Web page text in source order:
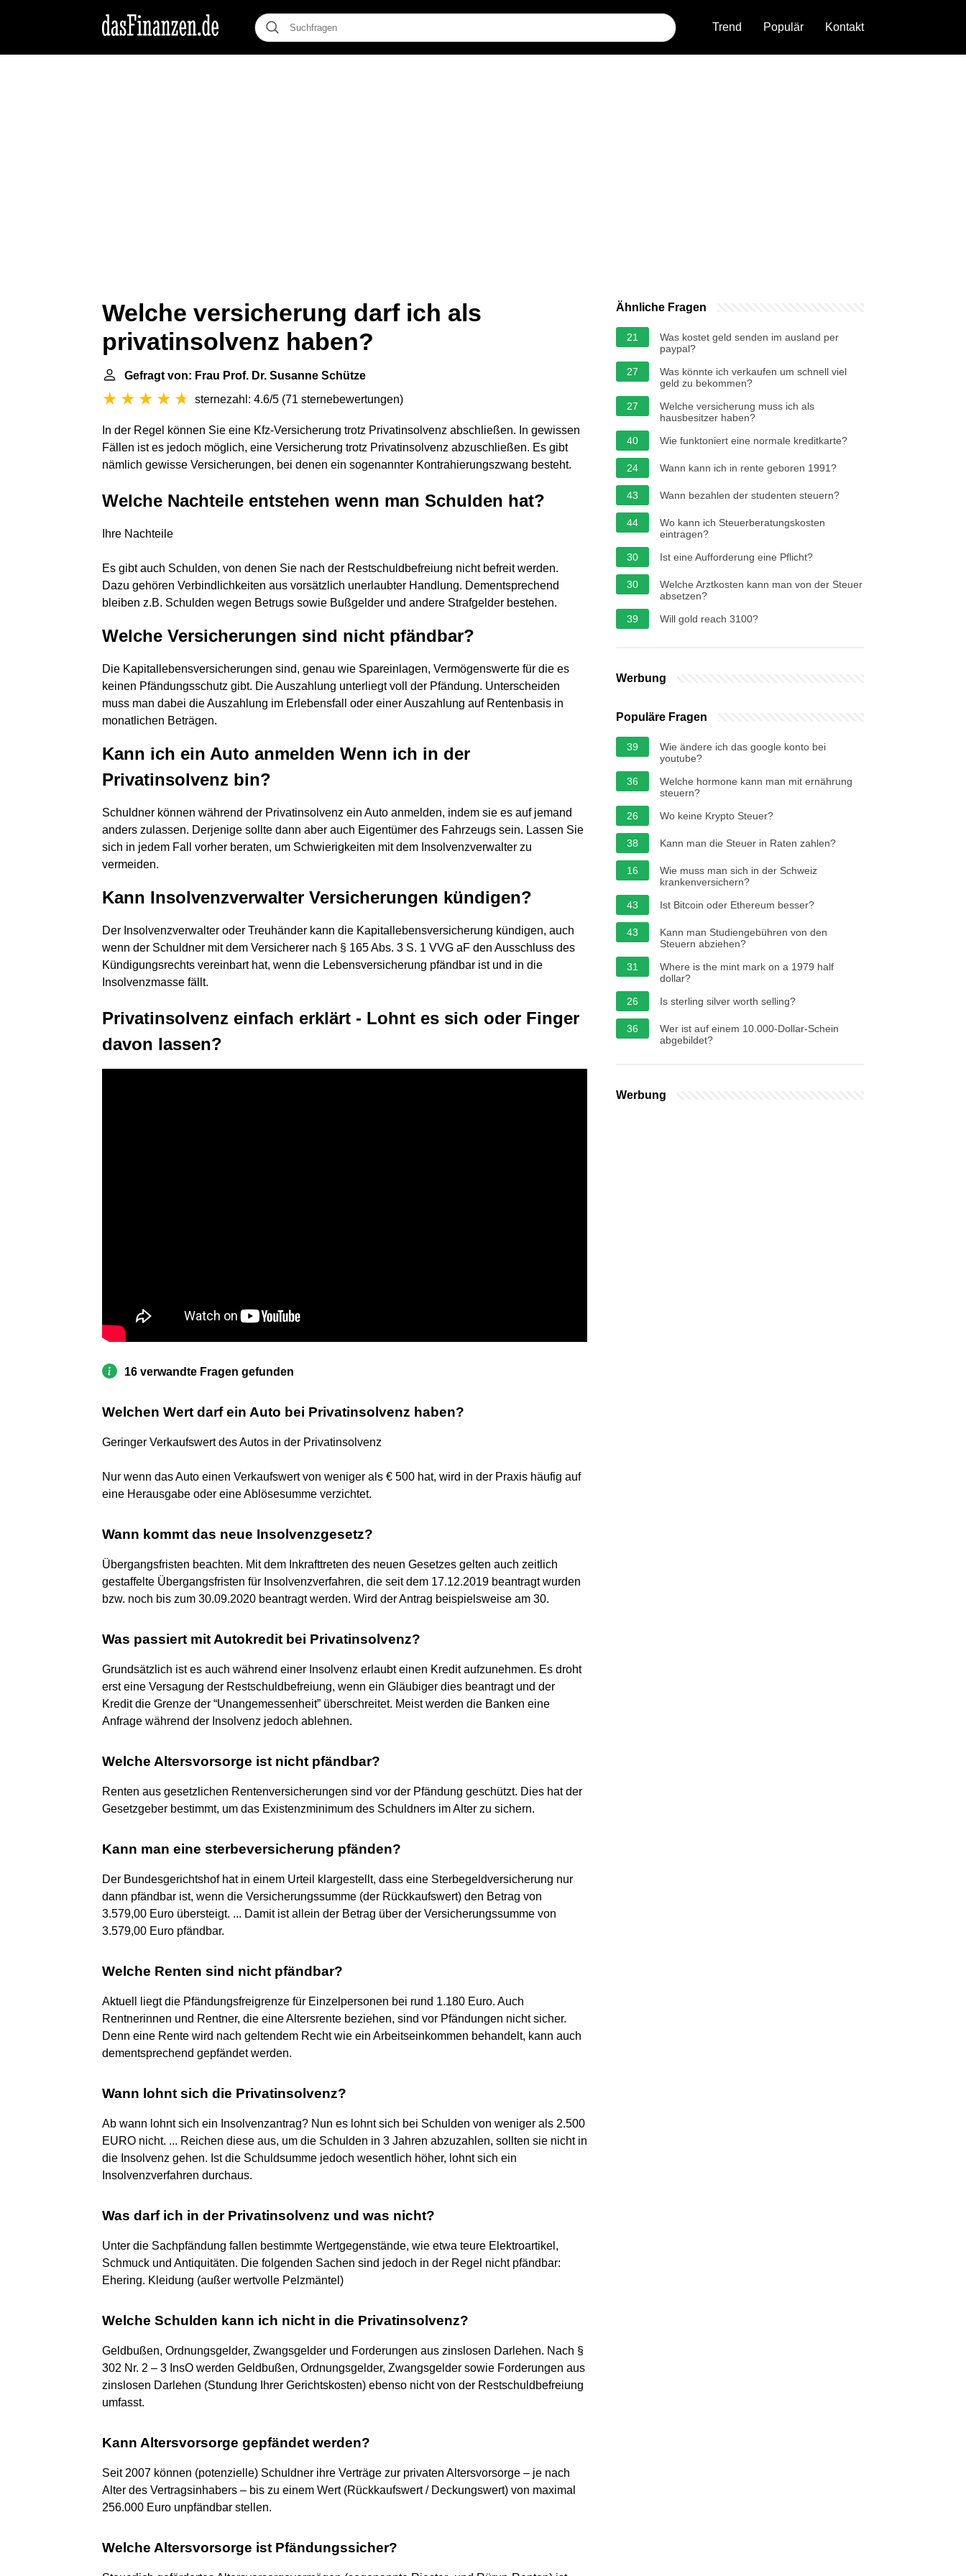
Trend Populär Kontakt
Welche versicherung darf ich als
privatinsolvenz haben?
Gefragt von: Frau Prof. Dr. Susanne Schütze
sternezahl: 4.6/5 (71 sternebewertungen)
In der Regel können Sie eine Kfz-Versicherung trotz Privatinsolvenz abschließen. In gewissen
Fällen ist es jedoch möglich, eine Versicherung trotz Privatinsolvenz abzuschließen. Es gibt
nämlich gewisse Versicherungen, bei denen ein sogenannter Kontrahierungszwang besteht.
Welche Nachteile entstehen wenn man Schulden hat?
Ihre Nachteile
Es gibt auch Schulden, von denen Sie nach der Restschuldbefreiung nicht befreit werden.
Dazu gehören Verbindlichkeiten aus vorsätzlich unerlaubter Handlung. Dementsprechend
bleiben z.B. Schulden wegen Betrugs sowie Bußgelder und andere Strafgelder bestehen.
Welche Versicherungen sind nicht pfändbar?
Die Kapitallebensversicherungen sind, genau wie Spareinlagen, Vermögenswerte für die es
keinen Pfändungsschutz gibt. Die Auszahlung unterliegt voll der Pfändung. Unterscheiden
muss man dabei die Auszahlung im Erlebensfall oder einer Auszahlung auf Rentenbasis in
monatlichen Beträgen.
Kann ich ein Auto anmelden Wenn ich in der
Privatinsolvenz bin?
Schuldner können während der Privatinsolvenz ein Auto anmelden, indem sie es auf jemand
anders zulassen. Derjenige sollte dann aber auch Eigentümer des Fahrzeugs sein. Lassen Sie
sich in jedem Fall vorher beraten, um Schwierigkeiten mit dem Insolvenzverwalter zu
vermeiden.
Kann Insolvenzverwalter Versicherungen kündigen?
Der Insolvenzverwalter oder Treuhänder kann die Kapitallebensversicherung kündigen, auch
wenn der Schuldner mit dem Versicherer nach § 165 Abs. 3 S. 1 VVG aF den Ausschluss des
Kündigungsrechts vereinbart hat, wenn die Lebensversicherung pfändbar ist und in die
Insolvenzmasse fällt.
Privatinsolvenz einfach erklärt - Lohnt es sich oder Finger
davon lassen?
16 verwandte Fragen gefunden
Welchen Wert darf ein Auto bei Privatinsolvenz haben?
Geringer Verkaufswert des Autos in der Privatinsolvenz
Nur wenn das Auto einen Verkaufswert von weniger als € 500 hat, wird in der Praxis häufig auf
eine Herausgabe oder eine Ablösesumme verzichtet.
Wann kommt das neue Insolvenzgesetz?
Übergangsfristen beachten. Mit dem Inkrafttreten des neuen Gesetzes gelten auch zeitlich
gestaffelte Übergangsfristen für Insolvenzverfahren, die seit dem 17.12.2019 beantragt wurden
bzw. noch bis zum 30.09.2020 beantragt werden. Wird der Antrag beispielsweise am 30.
Was passiert mit Autokredit bei Privatinsolvenz?
Grundsätzlich ist es auch während einer Insolvenz erlaubt einen Kredit aufzunehmen. Es droht
erst eine Versagung der Restschuldbefreiung, wenn ein Gläubiger dies beantragt und der
Kredit die Grenze der “Unangemessenheit” überschreitet. Meist werden die Banken eine
Anfrage während der Insolvenz jedoch ablehnen.
Welche Altersvorsorge ist nicht pfändbar?
Renten aus gesetzlichen Rentenversicherungen sind vor der Pfändung geschützt. Dies hat der
Gesetzgeber bestimmt, um das Existenzminimum des Schuldners im Alter zu sichern.
Kann man eine sterbeversicherung pfänden?
Der Bundesgerichtshof hat in einem Urteil klargestellt, dass eine Sterbegeldversicherung nur
dann pfändbar ist, wenn die Versicherungssumme (der Rückkaufswert) den Betrag von
3.579,00 Euro übersteigt. ... Damit ist allein der Betrag über der Versicherungssumme von
3.579,00 Euro pfändbar.
Welche Renten sind nicht pfändbar?
Aktuell liegt die Pfändungsfreigrenze für Einzelpersonen bei rund 1.180 Euro. Auch
Rentnerinnen und Rentner, die eine Altersrente beziehen, sind vor Pfändungen nicht sicher.
Denn eine Rente wird nach geltendem Recht wie ein Arbeitseinkommen behandelt, kann auch
dementsprechend gepfändet werden.
Wann lohnt sich die Privatinsolvenz?
Ab wann lohnt sich ein Insolvenzantrag? Nun es lohnt sich bei Schulden von weniger als 2.500
EURO nicht. ... Reichen diese aus, um die Schulden in 3 Jahren abzuzahlen, sollten sie nicht in
die Insolvenz gehen. Ist die Schuldsumme jedoch wesentlich höher, lohnt sich ein
Insolvenzverfahren durchaus.
Was darf ich in der Privatinsolvenz und was nicht?
Unter die Sachpfändung fallen bestimmte Wertgegenstände, wie etwa teure Elektroartikel,
Schmuck und Antiquitäten. Die folgenden Sachen sind jedoch in der Regel nicht pfändbar:
Ehering. Kleidung (außer wertvolle Pelzmäntel)
Welche Schulden kann ich nicht in die Privatinsolvenz?
Geldbußen, Ordnungsgelder, Zwangsgelder und Forderungen aus zinslosen Darlehen. Nach §
302 Nr. 2 – 3 InsO werden Geldbußen, Ordnungsgelder, Zwangsgelder sowie Forderungen aus
zinslosen Darlehen (Stundung Ihrer Gerichtskosten) ebenso nicht von der Restschuldbefreiung
umfasst.
Kann Altersvorsorge gepfändet werden?
Seit 2007 können (potenzielle) Schuldner ihre Verträge zur privaten Altersvorsorge – je nach
Alter des Vertragsinhabers – bis zu einem Wert (Rückkaufswert / Deckungswert) von maximal
256.000 Euro unpfändbar stellen.
Welche Altersvorsorge ist Pfändungssicher?
Ähnliche Fragen
21
Was kostet geld senden im ausland per
paypal?
27
Was könnte ich verkaufen um schnell viel
geld zu bekommen?
27
Welche versicherung muss ich als
hausbesitzer haben?
40
Wie funktoniert eine normale kreditkarte?
24 Wann kann ich in rente geboren 1991?
43 Wann bezahlen der studenten steuern?
44
Wo kann ich Steuerberatungskosten
eintragen?
30
Ist eine Aufforderung eine Pflicht?
30
Welche Arztkosten kann man von der Steuer
absetzen?
39
Will gold reach 3100?
Werbung
Populäre Fragen
39
Wie ändere ich das google konto bei
youtube?
36
Welche hormone kann man mit ernährung
steuern?
26
Wo keine Krypto Steuer?
38 Kann man die Steuer in Raten zahlen?
16
Wie muss man sich in der Schweiz
krankenversichern?
43
Ist Bitcoin oder Ethereum besser?
43
Kann man Studiengebühren von den
Steuern abziehen?
31
Where is the mint mark on a 1979 half
dollar?
26
Is sterling silver worth selling?
36
Wer ist auf einem 10.000-Dollar-Schein
abgebildet?
Werbung